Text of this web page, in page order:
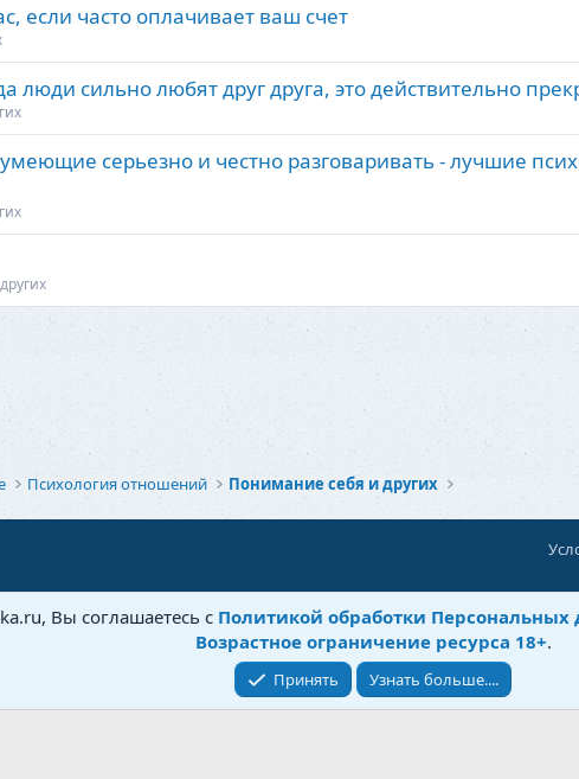
если часто оплачивает ваш счет
люди сильно любят друг друга, это действительно
серьезно и честно разговаривать - лучшие
Психология отношений Понимание себя и других
©Бытовушка, 2025-2026
Вы соглашаетесь с Политикой обработки Персональных
Возрастное ограничение ресурса 18+.
Принять Узнать больше....